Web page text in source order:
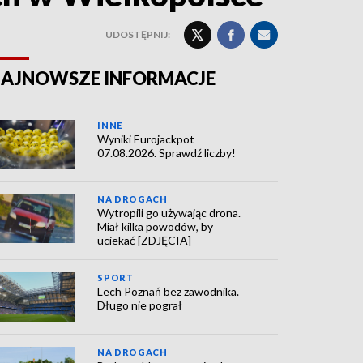
UDOSTĘPNIJ:
INFORMACJE
INNE
Wyniki Eurojackpot
07.08.2026. Sprawdź liczby!
NA DROGACH
Wytropili go używając drona.
Miał kilka powodów, by
uciekać [ZDJĘCIA]
SPORT
Lech Poznań bez zawodnika.
Długo nie pograł
NA DROGACH